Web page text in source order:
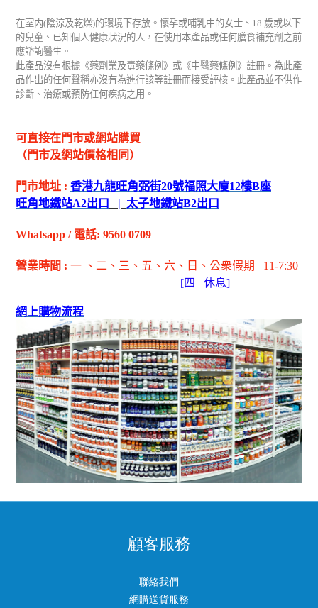
在室内(陰涼及乾燥)的環境下存放。懷孕或哺乳中的女士、 18 歲或以下
的兒童、已知個人健康狀況的人，在使用本產品或任何膳食補充劑之前
應諮詢醫生。
此產品沒有根據《藥劑業及毒藥條例》或《中醫藥條例》註冊。為此產
品作出的任何聲稱亦沒有為進行該等註冊而接受評核。此產品並不供作
診斷、治療或預防任何疾病之用。
可直接在門市或網站購買
（門市及網站價格相同）
門市地址 : 香港九龍旺角弼街20號福照大廈12樓B座
旺角地鐵站A2出 口 | 太子地鐵站B2出 口
Whatsapp / 電話: 9560 0709
營業時間 : 一 、二、三、五 、六 、日 、公衆假期
11-7:30
[四 休息]
網上購物流程
顧客服務
聯絡我們
網購送貨服務